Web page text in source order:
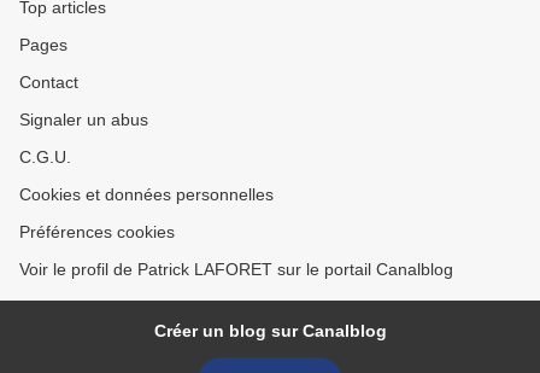
Top articles
Pages
Contact
Signaler un abus
C.G.U.
Cookies et données personnelles
Préférences cookies
Voir le profil de Patrick LAFORET sur le portail Canalblog
Créer un blog sur Canalblog